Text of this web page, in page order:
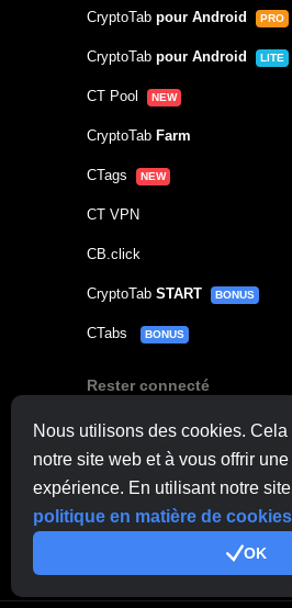
Nous utilisons des cookies.
notre site web et à vous offrir
expérience. En utilisant notre
politique en matière de cookies
OK
CryptoTab pour Android PRO
CryptoTab pour Android LITE
CT Pool NEW
CryptoTab Farm
CTags NEW
CT VPN
CB.click
CryptoTab START BONUS
CTabs BONUS
Rester connecté
Contacter le support ici
Autres demandes: